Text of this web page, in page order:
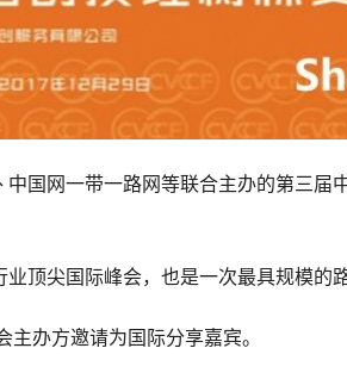
国网一带一路网等联合主办的第三
顶尖国际峰会，也是一次最具规模的
办方邀请为国际分享嘉宾。